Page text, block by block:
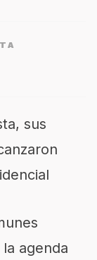
sus
agenda